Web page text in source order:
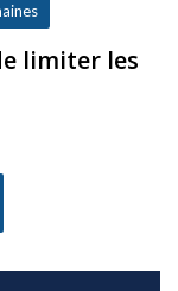
limiter les